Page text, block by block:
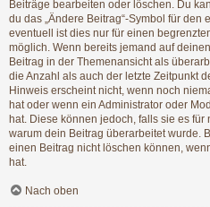
Beiträge bearbeiten oder löschen. Du
du das „Ändere Beitrag“-Symbol für
eventuell ist dies nur für einen
möglich. Wenn bereits jemand auf
Beitrag in der Themenansicht als
die Anzahl als auch der letzte Zeitpunkt
Hinweis erscheint nicht, wenn noch
hat oder wenn ein Administrator oder
hat. Diese können jedoch, falls sie es für
warum dein Beitrag überarbeitet wurde.
einen Beitrag nicht löschen können,
hat.
Nach oben